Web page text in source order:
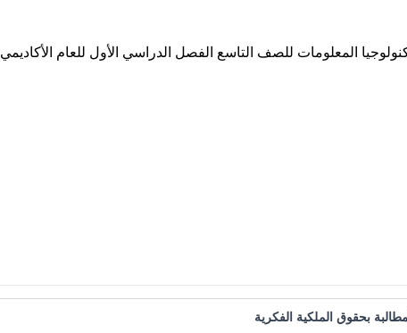
المعلومات للصف التاسع الفصل الدراسي الأول للعام الأكاديمي ٢٠٢٢
بحقوق الملكية الفكرية